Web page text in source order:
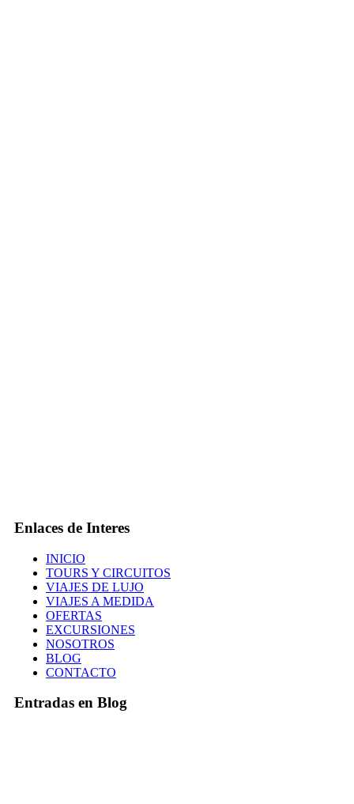
Enlaces de Interes
INICIO
TOURS Y CIRCUITOS
VIAJES DE LUJO
VIAJES A MEDIDA
OFERTAS
EXCURSIONES
NOSOTROS
BLOG
CONTACTO
Entradas en Blog